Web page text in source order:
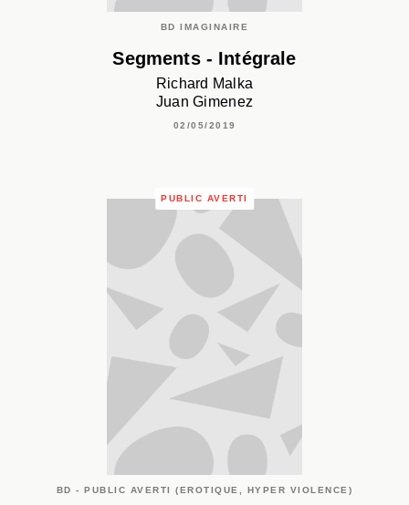
BD IMAGINAIRE
Segments - Intégrale
Richard Malka
Juan Gimenez
02/05/2019
PUBLIC AVERTI
BD - PUBLIC AVERTI (EROTIQUE, HYPER VIOLENCE)